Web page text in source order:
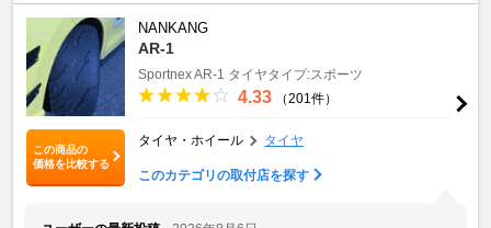
この商品の
価格を比較する
NANKANG
AR-1
SportnexAR-1 タイヤタイプ:スポーツ
4.33 （201件）
タイヤ・ホイール タイヤ
このカテゴリの取付店を探す